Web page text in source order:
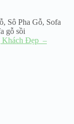
, Sô Pha Gỗ, Sofa
gỗ sồi
Khách Đẹp –